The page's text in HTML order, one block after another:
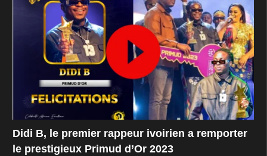
Didi B, le premier rappeur ivoirien a remporter
le prestigieux Primud d’Or 2023